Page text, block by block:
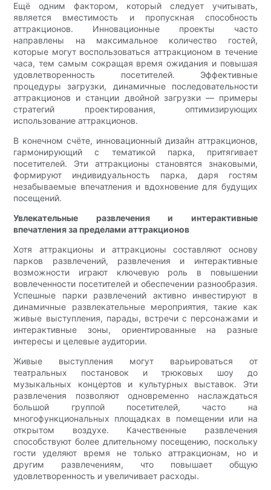
Ещё одним фактором, который следует учитывать,
является вместимость и пропускная способность
аттракционов. Инновационные проекты часто
направлены на максимальное количество гостей,
которые могут воспользоваться аттракционом в течение
часа, тем самым сокращая время ожидания и повышая
удовлетворенность посетителей. Эффективные
процедуры загрузки, динамичные последовательности
аттракционов и станции двойной загрузки — примеры
стратегий проектирования, оптимизирующих
использование аттракционов.
В конечном счёте, инновационный дизайн аттракционов,
гармонирующий с тематикой парка, притягивает
посетителей. Эти аттракционы становятся знаковыми,
формируют индивидуальность парка, даря гостям
незабываемые впечатления и вдохновение для будущих
посещений.
Увлекательные развлечения и интерактивные
впечатления за пределами аттракционов
Хотя аттракционы и аттракционы составляют основу
парков развлечений, развлечения и интерактивные
возможности играют ключевую роль в повышении
вовлеченности посетителей и обеспечении разнообразия.
Успешные парки развлечений активно инвестируют в
динамичные развлекательные мероприятия, такие как
живые выступления, парады, встречи с персонажами и
интерактивные зоны, ориентированные на разные
интересы и целевые аудитории.
Живые выступления могут варьироваться от
театральных постановок и трюковых шоу до
музыкальных концертов и культурных выставок. Эти
развлечения позволяют одновременно наслаждаться
большой группой посетителей, часто на
многофункциональных площадках в помещении или на
открытом воздухе. Качественные развлечения
способствуют более длительному посещению, поскольку
гости уделяют время не только аттракционам, но и
другим развлечениям, что повышает общую
удовлетворенность и увеличивает расходы.